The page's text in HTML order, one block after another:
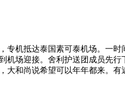
机抵达泰国素可泰机场。一时
机场迎接。舍利护送团成员先
大和尚说希望可以年年都来。